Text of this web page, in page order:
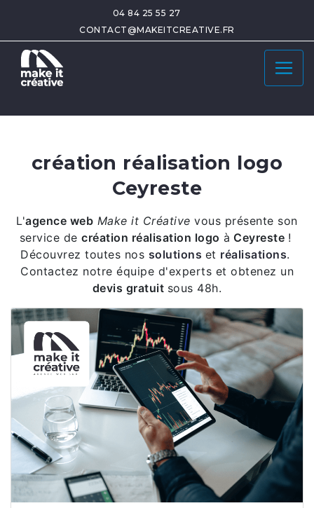
04 84 25 55 27
CONTACT@MAKEITCREATIVE.FR
création réalisation logo
Ceyreste
L'agence web Make it Créativevous présente son
service de création réalisation logo à Ceyreste !
Découvrez toutes nos solutions et réalisations.
Contactez notre équipe d'experts et obtenez un
devis gratuit sous 48h.